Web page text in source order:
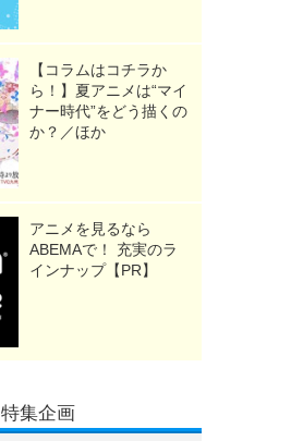
【コラムはコチラか
ら！】夏アニメは“マイ
ナー時代”をどう描くの
か？／ほか
アニメを見るなら
ABEMAで！ 充実のラ
インナップ【PR】
特集企画